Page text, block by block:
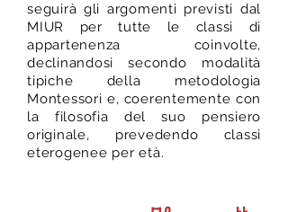
seguirà gli argomenti previsti dal
MIUR per tutte le classi di
appartenenza coinvolte,
declinandosi secondo modalità
tipiche della metodologia
Montessori e, coerentemente con
la filosofia del suo pensiero
originale, prevedendo classi
eterogenee per età.